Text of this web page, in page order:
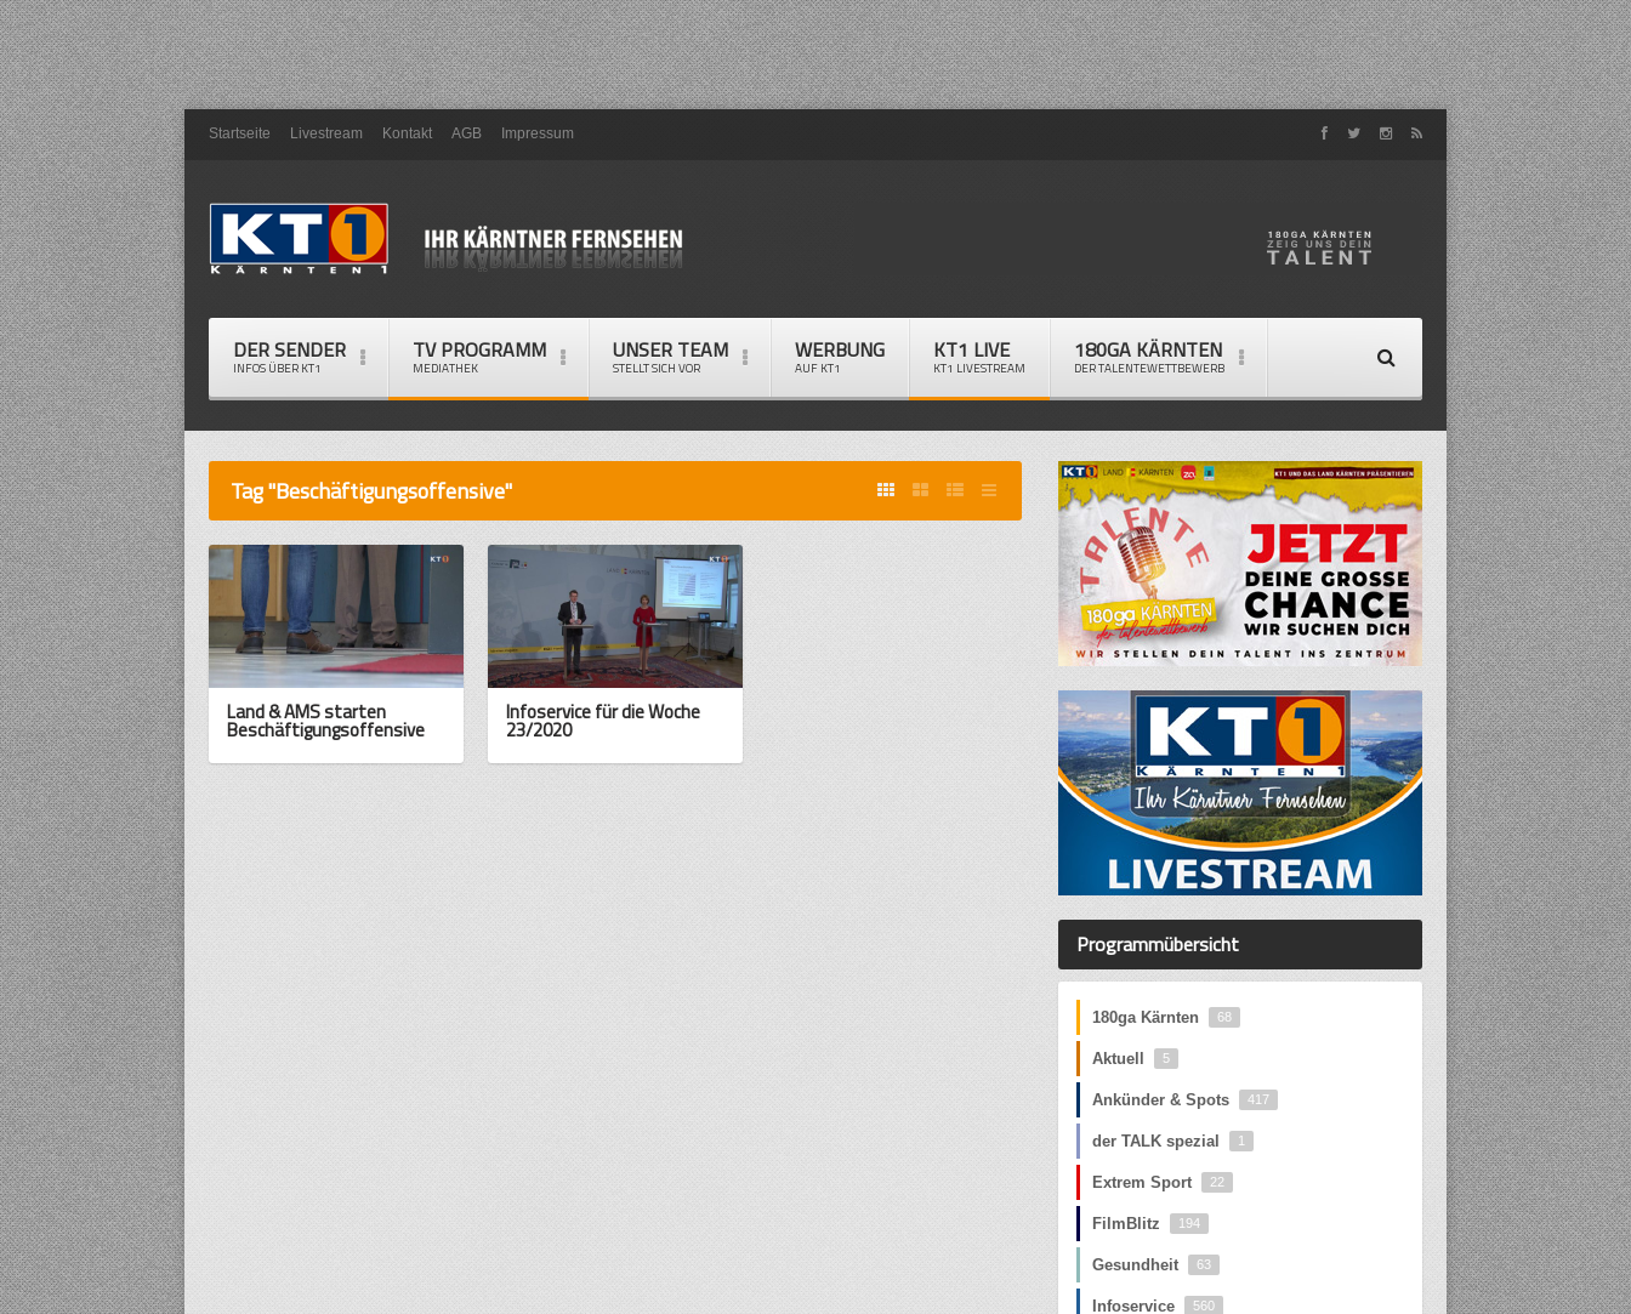
Startseite Livestream Kontakt AGB Impressum
DER SENDER
INFOS ÜBER KT1
TV PROGRAMM
MEDIATHEK
UNSER TEAM
STELLT SICH VOR
WERBUNG
AUF KT1
KT1 LIVE
KT1 LIVESTREAM
180GA KÄRNTEN
DER TALENTEWETTBEWERB
Tag "Beschäftigungsoffensive"
Land & AMS starten
Beschäftigungsoffensive
Infoservice für die Woche
23/2020
Programmübersicht
180ga Kärnten 68
Aktuell 5
Ankünder & Spots 417
der TALK spezial 1
Extrem Sport 22
FilmBlitz 194
Gesundheit 63
Infoservice 560